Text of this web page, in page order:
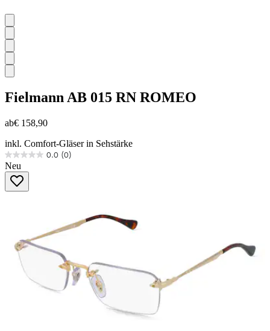
Fielmann AB 015 RN ROMEO
ab€ 158,90
inkl. Comfort-Gläser in Sehstärke
0.0 (0)
0.0
von
Sternen.
Neu